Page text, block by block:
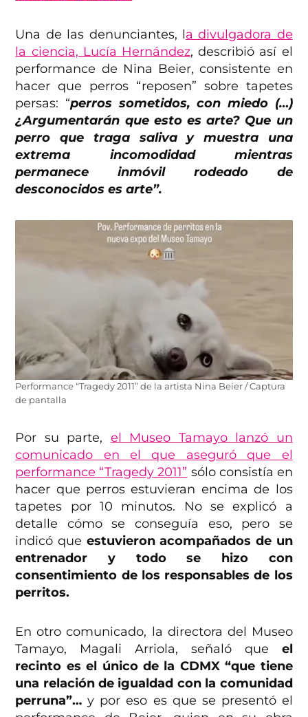
Una de las denunciantes, la divulgadora de
la ciencia, Lucía Hernández, describió así el
performance de Nina Beier, consistente en
hacer que perros “reposen” sobre tapetes
persas: “perros sometidos, con miedo (…)
¿Argumentarán que esto es arte? Que un
perro que traga saliva y muestra una
extrema incomodidad mientras
permanece inmóvil rodeado de
desconocidos es arte”.
Performance “Tragedy 2011” de la artista Nina Beier / Captura
de pantalla
Por su parte, el Museo Tamayo lanzó un
comunicado en el que aseguró que el
performance “Tragedy 2011” sólo consistía en
hacer que perros estuvieran encima de los
tapetes por 10 minutos. No se explicó a
detalle cómo se conseguía eso, pero se
indicó que estuvieron acompañados de un
entrenador y todo se hizo con
consentimiento de los responsables de los
perritos.
En otro comunicado, la directora del Museo
Tamayo, Magali Arriola, señaló que el
recinto es el único de la CDMX “que tiene
una relación de igualdad con la comunidad
perruna”… y por eso es que se presentó el